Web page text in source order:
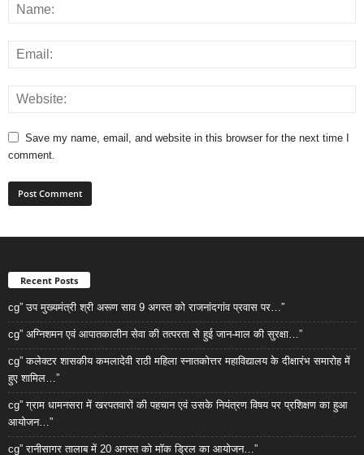
Save my name, email, and website in this browser for the next time I
comment.
Recent Posts
cg” उप मुख्यमंत्री श्री अरूण साव 9 अगस्त को राजनांदगांव प्रवास पर…”
cg” अग्निशमन एवं आपातकालीन सेवा की तत्परता से हुई जान-माल की सुरक्षा…”
cg” कलेक्टर शासकीय कमलादेवी राठी महिला स्नातकोत्तर महाविद्यालय के दीक्षारंभ समारोह में
हुए शामिल…”
cg” ग्राम धामनसरा में खरपतवारों की पहचान एवं उसके नियंत्रण विषय पर प्रशिक्षण का हुआ
आयोजन…”
cg” रानीसागर तालाब में 20 अगस्त को मॉक ड्रिल का आयोजन…”